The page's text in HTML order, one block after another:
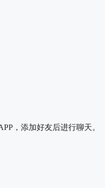
，添加好友后进行聊天。